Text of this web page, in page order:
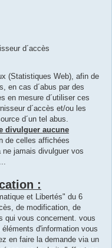
d´accès
(Statistiques Web), afin de
en cas d´abus par des
en mesure d´utiliser ces
d´accès et/ou les
d´un tel abus.
divulguer aucune
de celles affichées
jamais divulguer vos
:
et Libertés" du 6
de modification, de
qui vous concernent. vous
d'information vous
en faire la demande via un